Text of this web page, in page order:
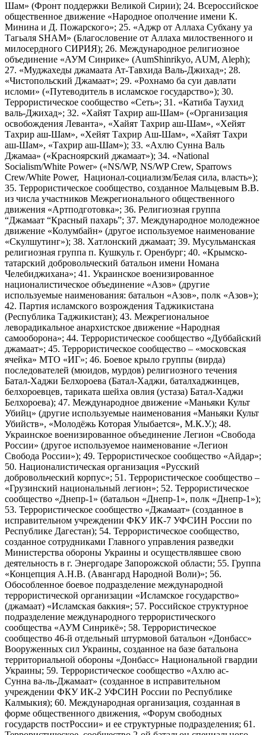
Шам» (Фронт поддержки Великой Сирии); 24. Всероссийское
общественное движение «Народное ополчение имени К.
Минина и Д. Пожарского»; 25. «Аджр от Аллаха Субхану уа
Тагьаля SHAM» (Благословение от Аллаха милоственного и
милосердного СИРИЯ); 26. Международное религиозное
объединение «АУМ Синрике» (AumShinrikyo, AUM, Aleph);
27. «Муджахеды джамаата Ат-Тавхида Валь-Джихад»; 28.
«Чистопольский Джамаат»; 29. «Рохнамо ба суи давлати
исломи» («Путеводитель в исламское государство»); 30.
Террористическое сообщество «Сеть»; 31. «Катиба Таухид
валь-Джихад»; 32. «Хайят Тахрир аш-Шам» («Организация
освобождения Леванта», «Хайят Тахрир аш-Шам», «Хейят
Тахрир аш-Шам», «Хейят Тахрир Аш-Шам», «Хайят Тахри
аш-Шам», «Тахрир аш-Шам»); 33. «Ахлю Сунна Валь
Джамаа» («Красноярский джамаат»); 34. «National
Socialism/White Power» («NS/WP, NS/WP Crew, Sparrows
Crew/White Power, Национал-социализм/Белая сила, власть»);
35. Террористическое сообщество, созданное Мальцевым В.В.
из числа участников Межрегионального общественного
движения «Артподготовка»; 36. Религиозная группа
“Джамаат “Красный пахарь”; 37. Международное молодежное
движение «Колумбайн» (другое используемое наименование
«Скулшутинг»); 38. Хатлонский джамаат; 39. Мусульманская
религиозная группа п. Кушкуль г. Оренбург; 40. «Крымско-
татарский добровольческий батальон имени Номана
Челебиджихана»; 41. Украинское военизированное
националистическое объединение «Азов» (другие
используемые наименования: батальон «Азов», полк «Азов»);
42. Партия исламского возрождения Таджикистана
(Республика Таджикистан); 43. Межрегиональное
леворадикальное анархистское движение «Народная
самооборона»; 44. Террористическое сообщество «Дуббайский
джамаат»; 45. Террористическое сообщество – «московская
ячейка» МТО «ИГ»; 46. Боевое крыло группы (вирда)
последователей (мюидов, мурдов) религиозного течения
Батал-Хаджи Белхороева (Батал-Хаджи, баталхаджинцев,
белхороевцев, тариката шейха овлия (устаза) Батал-Хаджи
Белхороева); 47. Международное движение «Маньяки Культ
Убийц» (другие используемые наименования «Маньяки Культ
Убийств», «Молодёжь Которая Улыбается», М.К.У.); 48.
Украинское военизированное объединение Легион «Свобода
России» (другое используемое наименование «Легион
Свобода России»); 49. Террористическое сообщество «Айдар»;
50. Националистическая организация «Русский
добровольческий корпус»; 51. Террористическое сообщество –
«Грузинский национальный легион»; 52. Террористическое
сообщество «Днепр-1» (батальон «Днепр-1», полк «Днепр-1»);
53. Террористическое сообщество «Джамаат» (созданное в
исправительном учреждении ФКУ ИК-7 УФСИН России по
Республике Дагестан); 54. Террористическое сообщество,
созданное сотрудниками Главного управления разведки
Министерства обороны Украины и осуществлявшее свою
деятельность в г. Энергодаре Запорожской области; 55. Группа
«Концепция А.Н.В. (Авангард Народной Воли)»; 56.
Обособленное боевое подразделение международной
террористической организации «Исламское государство»
(джамаат) «Исламская баккия»; 57. Российское структурное
подразделение международного террористического
сообщества «АУМ Синрикё»; 58. Террористическое
сообщество 46-й отдельный штурмовой батальон «Донбасс»
Вооруженных сил Украины, созданное на базе батальона
территориальной обороны «Донбасс» Национальной гвардии
Украины; 59. Террористическое сообщество «Ахлю ас-
Сунна ва-ль-Джамаат» (созданное в исправительном
учреждении ФКУ ИК-2 УФСИН России по Республике
Калмыкия); 60. Международная организация, созданная в
форме общественного движения, «Форум свободных
государств постРоссии» и ее структурные подразделения; 61.